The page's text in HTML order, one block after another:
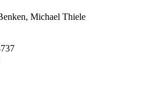
Michael Thiele